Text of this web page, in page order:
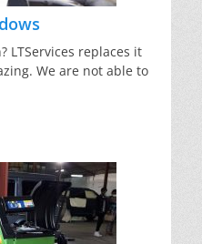
LTServices replaces it
We are not able to